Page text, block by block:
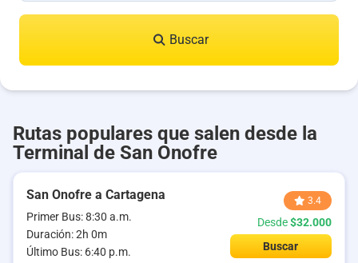
Buscar
Rutas populares que salen desde la
Terminal de San Onofre
San Onofre a Cartagena
Primer Bus: 8:30 a.m.
Duración: 2h 0m
Último Bus: 6:40 p.m.
3.4
Desde$32.000
Buscar